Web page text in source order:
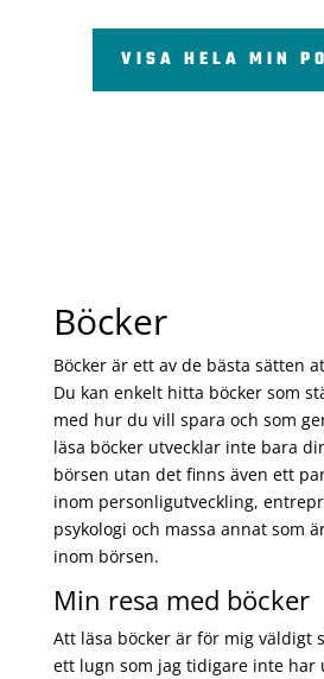
VISA HELA MIN
Böcker
Böcker är ett av de bästa sätten
Du kan enkelt hitta böcker som
med hur du vill spara och som
läsa böcker utvecklar inte bara
börsen utan det finns även ett
inom personligutveckling,
psykologi och massa annat som
inom börsen.
Min resa med böcker
Att läsa böcker är för mig väldigt
ett lugn som jag tidigare inte har